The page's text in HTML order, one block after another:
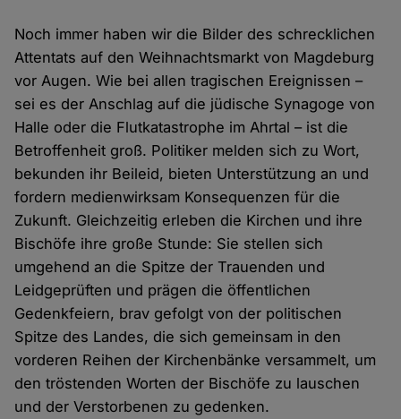
Noch immer haben wir die Bilder des schrecklichen
Attentats auf den Weihnachtsmarkt von Magdeburg
vor Augen. Wie bei allen tragischen Ereignissen –
sei es der Anschlag auf die jüdische Synagoge von
Halle oder die Flutkatastrophe im Ahrtal – ist die
Betroffenheit groß. Politiker melden sich zu Wort,
bekunden ihr Beileid, bieten Unterstützung an und
fordern medienwirksam Konsequenzen für die
Zukunft. Gleichzeitig erleben die Kirchen und ihre
Bischöfe ihre große Stunde: Sie stellen sich
umgehend an die Spitze der Trauenden und
Leidgeprüften und prägen die öffentlichen
Gedenkfeiern, brav gefolgt von der politischen
Spitze des Landes, die sich gemeinsam in den
vorderen Reihen der Kirchenbänke versammelt, um
den tröstenden Worten der Bischöfe zu lauschen
und der Verstorbenen zu gedenken.